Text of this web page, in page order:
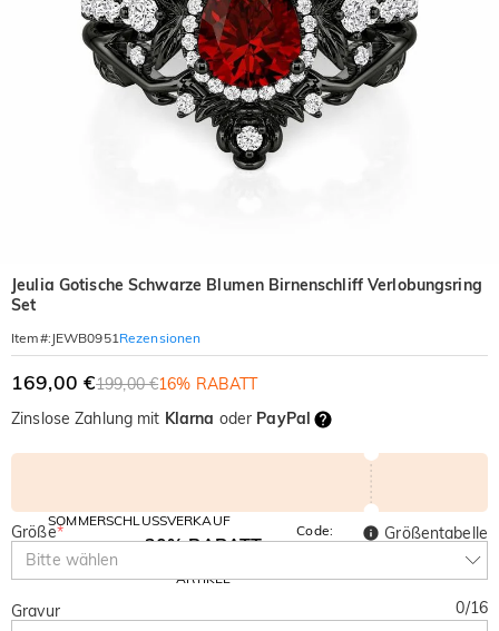
Jeulia Gotische Schwarze Blumen Birnenschliff Verlobungsring
Set
Item#: JEWB0951Rezensionen
169,00 €199,00 €16% RABATT
Zinslose Zahlung mit Klarna oder PayPal
SOMMERSCHLUSSVERKAUF
10% RABATT
AUF ALLES
30% RABATT
ARTIKEL
Code:
SUMMER
Größe*
Bitte wählen
Größentabelle
Gravur 0/16